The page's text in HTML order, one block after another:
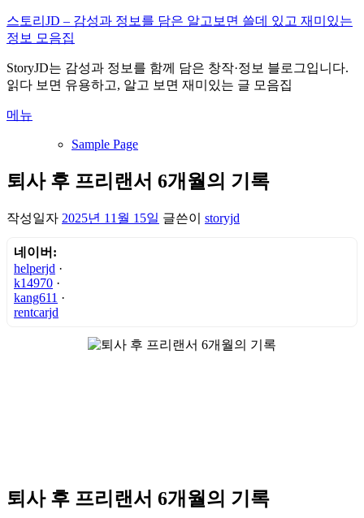
내
용
로
바
가
스토리JD – 감성과 정보를 담은 알고보면 쓸데 있고 재미있는
정보 모음집
StoryJD는 감성과 정보를 함께 담은 창작·정보 블로그입니다.
읽다 보면 유용하고, 알고 보면 재미있는 글 모음집
메뉴
Sample Page
퇴사 후 프리랜서 6개월의 기록
작성일자 2025년 11월 15일 글쓴이 storyjd
네이버:
helperjd ·
k14970 ·
kang611 ·
rentcarjd
퇴사 후 프리랜서 6개월의 기록